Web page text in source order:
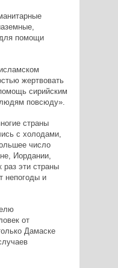
помощи
жертвовать
сирийским
повсюду».
страны
с холодами,
число
Иордании,
раз эти страны
непогоды и
от
Дамаске